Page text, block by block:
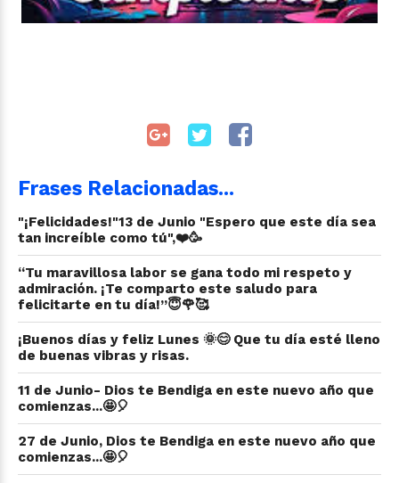
Frases Relacionadas...
"¡Felicidades!"13 de Junio "Espero que este día sea
tan increíble como tú",❤️🥳
“Tu maravillosa labor se gana todo mi respeto y
admiración. ¡Te comparto este saludo para
felicitarte en tu día!”😇🌹🥰
¡Buenos días y feliz Lunes 🌞😊 Que tu día esté lleno
de buenas vibras y risas.
11 de Junio- Dios te Bendiga en este nuevo año que
comienzas...🤩🎈
27 de Junio, Dios te Bendiga en este nuevo año que
comienzas...🤩🎈